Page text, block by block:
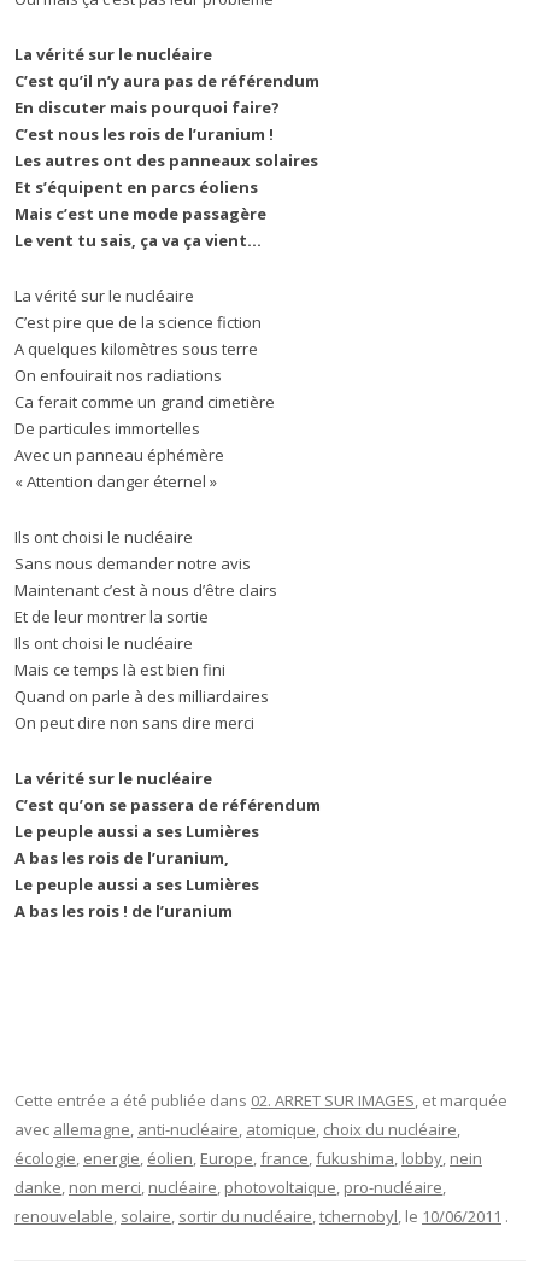
La vérité sur le nucléaire
C’est qu’il n’y aura pas de référendum
En discuter mais pourquoi faire?
C’est nous les rois de l’uranium !
Les autres ont des panneaux solaires
Et s’équipent en parcs éoliens
Mais c’est une mode passagère
Le vent tu sais, ça va ça vient…
La vérité sur le nucléaire
C’est pire que de la science fiction
A quelques kilomètres sous terre
On enfouirait nos radiations
Ca ferait comme un grand cimetière
De particules immortelles
Avec un panneau éphémère
« Attention danger éternel »
Ils ont choisi le nucléaire
Sans nous demander notre avis
Maintenant c’est à nous d’être clairs
Et de leur montrer la sortie
Ils ont choisi le nucléaire
Mais ce temps là est bien fini
Quand on parle à des milliardaires
On peut dire non sans dire merci
La vérité sur le nucléaire
C’est qu’on se passera de référendum
Le peuple aussi a ses Lumières
A bas les rois de l’uranium,
Le peuple aussi a ses Lumières
A bas les rois ! de l’uranium
Cette entrée a été publiée dans 02. ARRET SUR IMAGES, et marquée
avec allemagne, anti-nucléaire, atomique, choix du nucléaire,
écologie, energie, éolien, Europe,france,fukushima, lobby, nein
danke, non merci, nucléaire, photovoltaique, pro-nucléaire,
renouvelable, solaire, sortir du nucléaire,tchernobyl, le 10/06/2011 .